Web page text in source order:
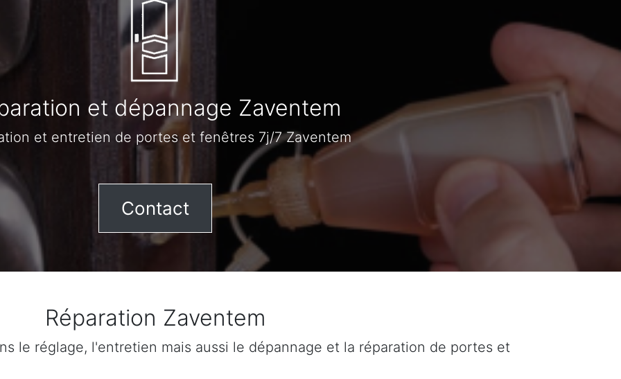
et dépannage Zaventem
et entretien de portes et fenêtres 7j/7 Zaventem
Contact
Réparation Zaventem
le réglage, l'entretien mais aussi le dépannage et la réparation de portes et